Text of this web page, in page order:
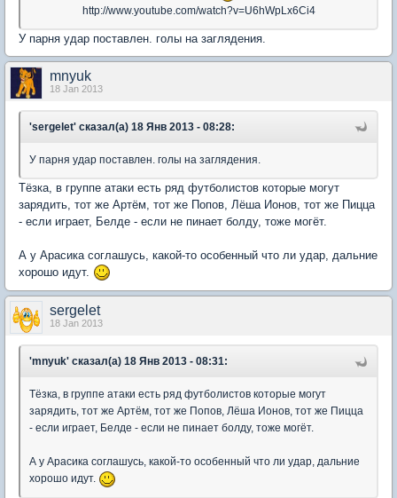
http://www.youtube.com/watch?v=U6hWpLx6Ci4
У парня удар поставлен. голы на заглядения.
mnyuk
18 Jan 2013
'sergelet' сказал(а) 18 Янв 2013 - 08:28:
У парня удар поставлен. голы на заглядения.
Тёзка, в группе атаки есть ряд футболистов которые могут
зарядить, тот же Артём, тот же Попов, Лёша Ионов, тот же Пицца
- если играет, Белде - если не пинает болду, тоже могёт.
А у Арасика соглашусь, какой-то особенный что ли удар, дальние
хорошо идут.
sergelet
18 Jan 2013
'mnyuk' сказал(а) 18 Янв 2013 - 08:31:
Тёзка, в группе атаки есть ряд футболистов которые могут
зарядить, тот же Артём, тот же Попов, Лёша Ионов, тот же Пицца
- если играет, Белде - если не пинает болду, тоже могёт.
А у Арасика соглашусь, какой-то особенный что ли удар, дальние
хорошо идут.